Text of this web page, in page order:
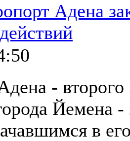
Адена
- второго
Йемена -
в